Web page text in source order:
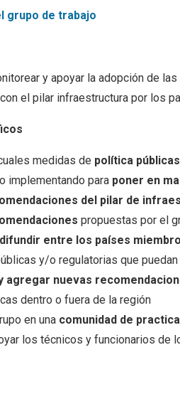
grupo de trabajo
y apoyar la adopción de
el pilar infraestructura por los
medidas de política
implementando para poner en
del pilar de
propuestas por el
entre los países
y/o regulatorias que
agregar nuevas
dentro o fuera de la región
en una comunidad de
los técnicos y funcionarios de